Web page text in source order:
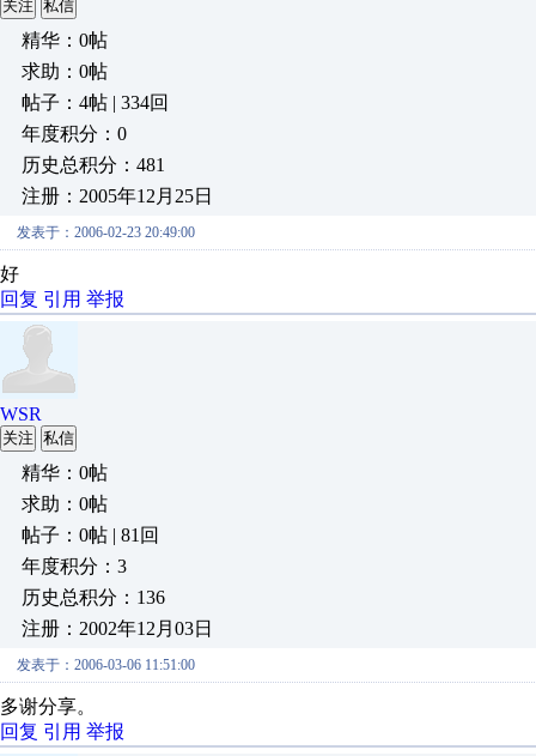
关注 私信
精华：0帖
求助：0帖
帖子：4帖 | 334回
年度积分：0
历史总积分：481
注册：2005年12月25日
发表于：2006-02-23 20:49:00
好
回复 引用 举报
WSR
关注 私信
精华：0帖
求助：0帖
帖子：0帖 | 81回
年度积分：3
历史总积分：136
注册：2002年12月03日
发表于：2006-03-06 11:51:00
多谢分享。
回复 引用 举报